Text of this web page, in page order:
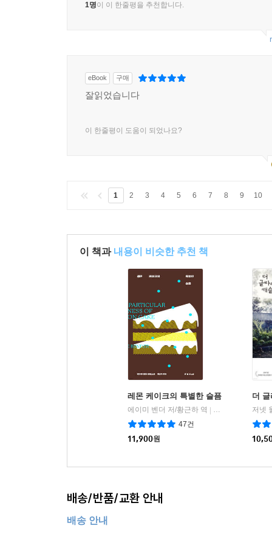
1명이 이 한줄평을 추천합니다.
eBook 구매
잘읽었습니다
이 한줄평이 도움이 되었나요?
1 2 3 4 5 6 7 8 9 10
이 책과 내용이 비슷한 추천 책
레몬 케이크의 특별한 슬픔
에이미 벤더 저/황근하 역
멜라이트
47건
11,900원
더
저넷
배송/반품/교환 안내
배송 안내